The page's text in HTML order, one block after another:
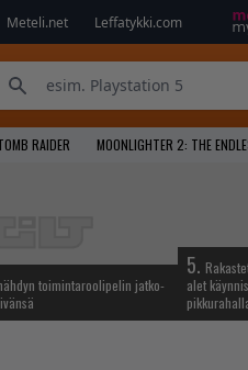
Meteli.net Leffatykki.com
RAIDER MOONLIGHTER 2: THE
toimintaroolipelin jatko-
5.
alet